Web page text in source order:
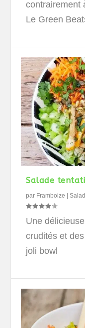
contrairement
Le Green
Salade
par Framboize |
Une
crudités et
joli bowl